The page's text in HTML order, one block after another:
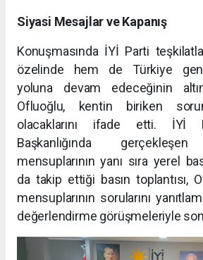
Siyasi Mesajlar ve Kapanış
Konuşmasında İYİ Parti
özelinde hem de Türkiye
yoluna devam edeceğinin
Ofluoğlu, kentin biriken
olacaklarını ifade etti. İYİ
Başkanlığında
mensuplarının yanı sıra yerel
da takip ettiği basın toplantısı,
mensuplarının sorularını
değerlendirme görüşmeleriyle